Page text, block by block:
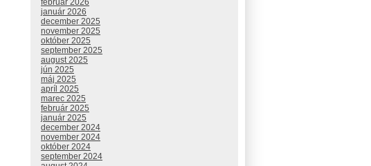
február 2026
január 2026
december 2025
november 2025
október 2025
september 2025
august 2025
jún 2025
máj 2025
apríl 2025
marec 2025
február 2025
január 2025
december 2024
november 2024
október 2024
september 2024